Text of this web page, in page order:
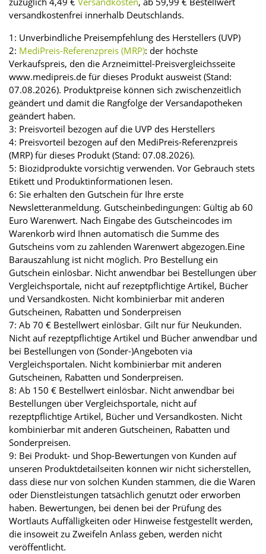
versandkostenfrei innerhalb Deutschlands.
1: Unverbindliche Preisempfehlung des Herstellers (UVP)
2: MediPreis-Referenzpreis (MRP): der höchste
Verkaufspreis, den die Arzneimittel-Preisvergleichsseite
www.medipreis.de für dieses Produkt ausweist (Stand:
07.08.2026). Produktpreise können sich zwischenzeitlich
geändert und damit die Rangfolge der Versandapotheken
geändert haben.
3: Preisvorteil bezogen auf die UVP des Herstellers
4: Preisvorteil bezogen auf den MediPreis-Referenzpreis
(MRP) für dieses Produkt (Stand: 07.08.2026).
5: Biozidprodukte vorsichtig verwenden. Vor Gebrauch stets
Etikett und Produktinformationen lesen.
6: Sie erhalten den Gutschein für Ihre erste
Newsletteranmeldung. Gutscheinbedingungen: Gültig ab 60
Euro Warenwert. Nach Eingabe des Gutscheincodes im
Warenkorb wird Ihnen automatisch die Summe des
Gutscheins vom zu zahlenden Warenwert abgezogen.Eine
Barauszahlung ist nicht möglich. Pro Bestellung ein
Gutschein einlösbar. Nicht anwendbar bei Bestellungen über
Vergleichsportale, nicht auf rezeptpflichtige Artikel, Bücher
und Versandkosten. Nicht kombinierbar mit anderen
Gutscheinen, Rabatten und Sonderpreisen
7: Ab 70 € Bestellwert einlösbar. Gilt nur für Neukunden.
Nicht auf rezeptpflichtige Artikel und Bücher anwendbar und
bei Bestellungen von (Sonder-)Angeboten via
Vergleichsportalen. Nicht kombinierbar mit anderen
Gutscheinen, Rabatten und Sonderpreisen.
8: Ab 150 € Bestellwert einlösbar. Nicht anwendbar bei
Bestellungen über Vergleichsportale, nicht auf
rezeptpflichtige Artikel, Bücher und Versandkosten. Nicht
kombinierbar mit anderen Gutscheinen, Rabatten und
Sonderpreisen.
9: Bei Produkt- und Shop-Bewertungen von Kunden auf
unseren Produktdetailseiten können wir nicht sicherstellen,
dass diese nur von solchen Kunden stammen, die die Waren
oder Dienstleistungen tatsächlich genutzt oder erworben
haben. Bewertungen, bei denen bei der Prüfung des
Wortlauts Auffälligkeiten oder Hinweise festgestellt werden,
die insoweit zu Zweifeln Anlass geben, werden nicht
veröffentlicht.